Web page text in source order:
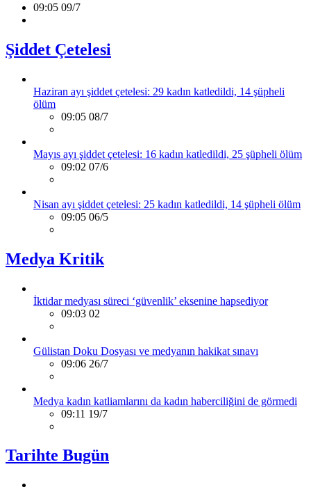
09:05 09/7
Şiddet Çetelesi
Haziran ayı şiddet çetelesi: 29 kadın katledildi, 14 şüpheli
ölüm
09:05 08/7
Mayıs ayı şiddet çetelesi: 16 kadın katledildi, 25 şüpheli ölüm
09:02 07/6
Nisan ayı şiddet çetelesi: 25 kadın katledildi, 14 şüpheli ölüm
09:05 06/5
Medya Kritik
İktidar medyası süreci ‘güvenlik’ eksenine hapsediyor
09:03 02
Gülistan Doku Dosyası ve medyanın hakikat sınavı
09:06 26/7
Medya kadın katliamlarını da kadın haberciliğini de görmedi
09:11 19/7
Tarihte Bugün